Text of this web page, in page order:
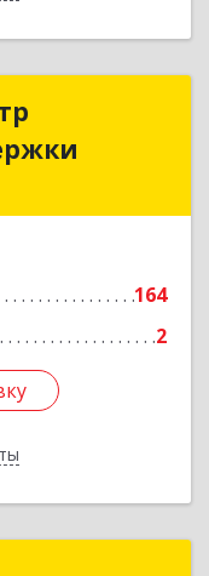
164
2
поддержки
Подробнее